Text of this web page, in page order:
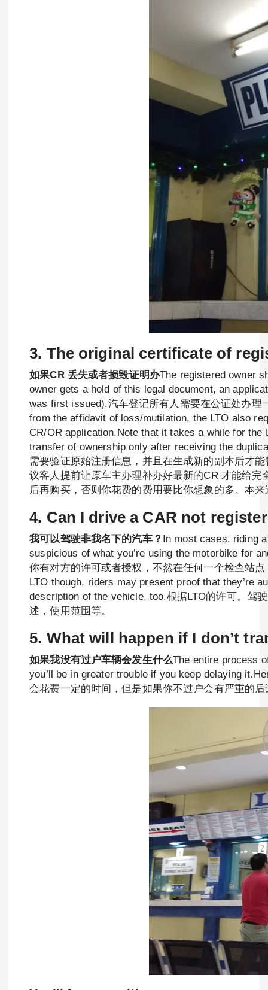
3. The original certificate of
如果CR 丢失或者损毁证明办The registered owner
owner gets a hold of this legal document, an
was first issued).汽车登记所有人需要在公证处办理
from the affidavit of loss/mutilation, the LTO also
CR/OR application.Note that it takes a while for
transfer of ownership only after receiving the
需要验证原始注册信息，并且在生成新的副本后才
议客人提前让原车主办理补办好最新的CR 才能给
后再购买，否则你花费的费用要比你想象的多。本
4. Can I drive a CAR not
我可以驾驶非我名下的汽车？ In most cases, riding
suspicious of what you’re using the motorbike for
你有对方的许可或者授权，不然在任何一个检查站
LTO though, riders may present proof that they’re
description of the vehicle, too.根据LTO的许可。驾
述，使用范围等。
5. What will happen if I don’t
如果我没有过户车辆会发生什么The entire process
you’ll be in greater trouble if you keep delaying
会花费一定的时间，但是如果你不过户会有严重的